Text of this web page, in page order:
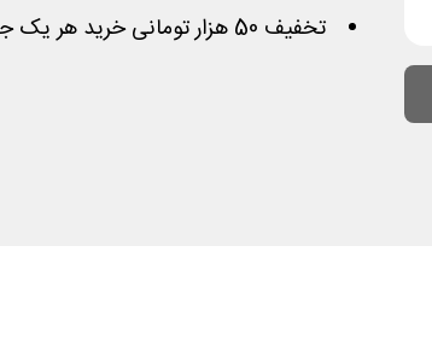
تخفیف 50 هزار تومانی خرید هر یک جفت کفش